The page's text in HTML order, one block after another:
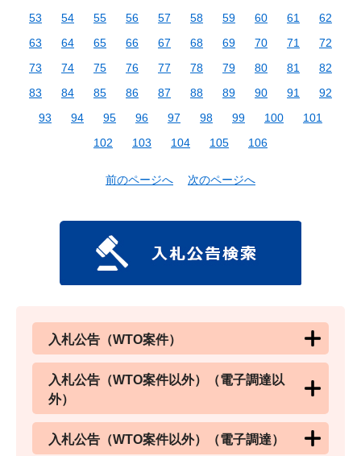
53
54 55 56 57 58 59 60 61
62
63
64 65 66 67 68 69 70 71
72
73
74 75 76 77 78 79 80 81
82
83
84 85 86 87 88 89 90 91
92
93
94 95 96 97 98 99 100
101
102
103 104 105 106
前のページへ 次のページへ
入札公告（WTO案件）
入札公告（WTO案件以外）（電子調達以
外）
入札公告（WTO案件以外）（電子調達）